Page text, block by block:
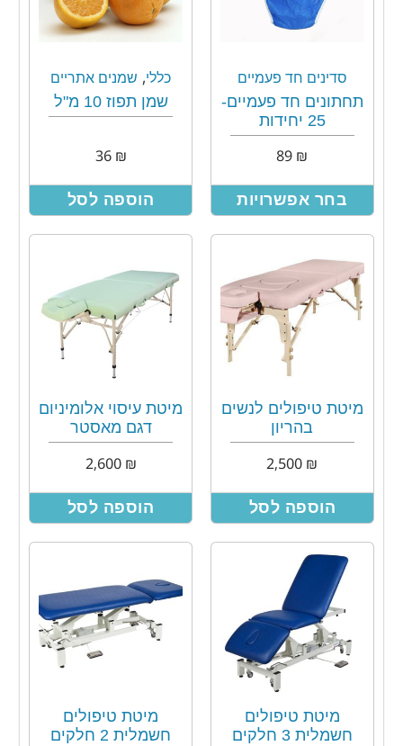
סדינים חד פעמיים
תחתונים חד פעמיים-
25 יחידות
₪
בחר אפשרויות
כללי, שמנים אתריים
שמן תפוז 10 מ"ל
₪
36
הוספה לסל
מיטת טיפולים לנשים
בהריון
₪
הוספה לסל
מיטת עיסוי אלומיניום
דגם מאסטר
₪
2,600
הוספה לסל
מיטת טיפולים
חשמלית 3 חלקים
מיטת טיפולים
חשמלית 2 חלקים